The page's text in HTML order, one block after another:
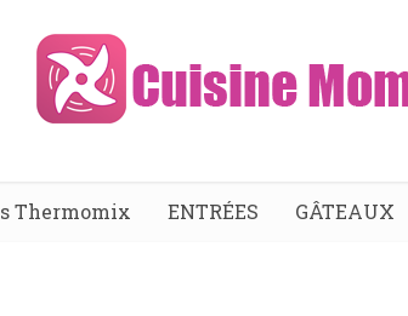
Thermomix ENTRÉES GÂTEAUX